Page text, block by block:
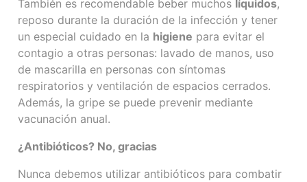
También es recomendable beber muchos líquidos,
reposo durante la duración de la infección y tener
un especial cuidado en la higiene para evitar el
contagio a otras personas: lavado de manos, uso
de mascarilla en personas con síntomas
respiratorios y ventilación de espacios cerrados.
Además, la gripe se puede prevenir mediante
vacunación anual.
¿Antibióticos? No, gracias
Nunca debemos utilizar antibióticos para combatir